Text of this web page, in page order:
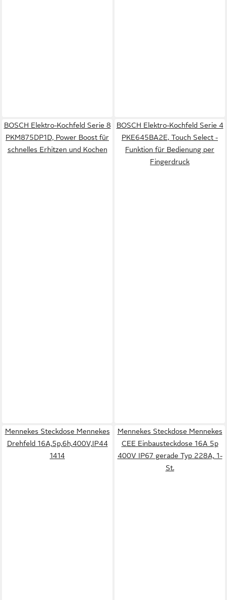
BOSCH Elektro-Kochfeld Serie 8
PKM875DP1D, Power Boost für
schnelles Erhitzen und Kochen
BOSCH Elektro-Kochfeld Serie 4
PKE645BA2E, Touch Select -
Funktion für Bedienung per
Fingerdruck
Mennekes Steckdose Mennekes
Drehfeld 16A,5p,6h,400V,IP44
1414
Mennekes Steckdose Mennekes
CEE Einbausteckdose 16A 5p
400V IP67 gerade Typ 228A, 1-
St.